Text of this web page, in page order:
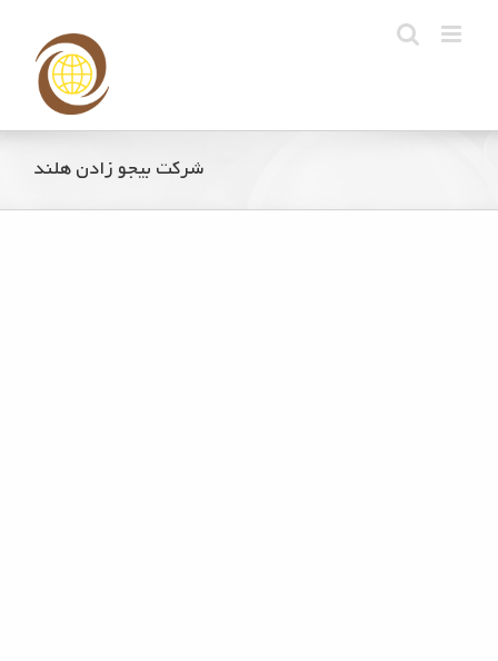
شرکت بیجو زادن هلند